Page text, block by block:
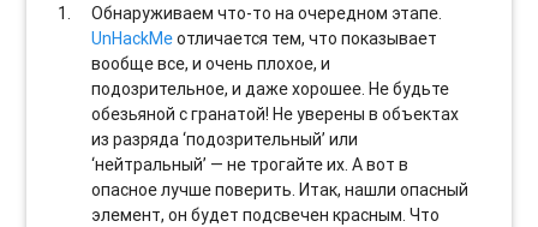
Обнаруживаем что-то на очередном этапе.
UnHackMeотличается тем, что показывает
вообще все, и очень плохое, и
подозрительное, и даже хорошее. Не будьте
обезьяной с гранатой! Не уверены в объектах
из разряда ‘подозрительный’ или
‘нейтральный’ — не трогайте их. А вот в
опасное лучше поверить. Итак, нашли опасный
элемент, он будет подсвечен красным. Что